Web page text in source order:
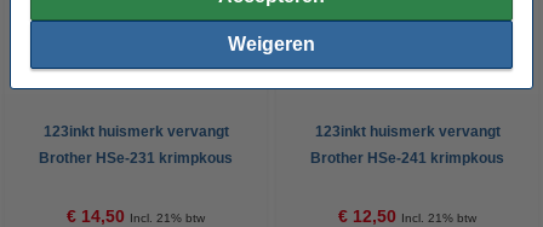
Weigeren
123inkt huismerk vervangt
Brother HSe-231 krimpkous
€ 14,50 Incl. 21% btw
123inkt huismerk vervangt
Brother HSe-241 krimpkous
€ 12,50 Incl. 21% btw